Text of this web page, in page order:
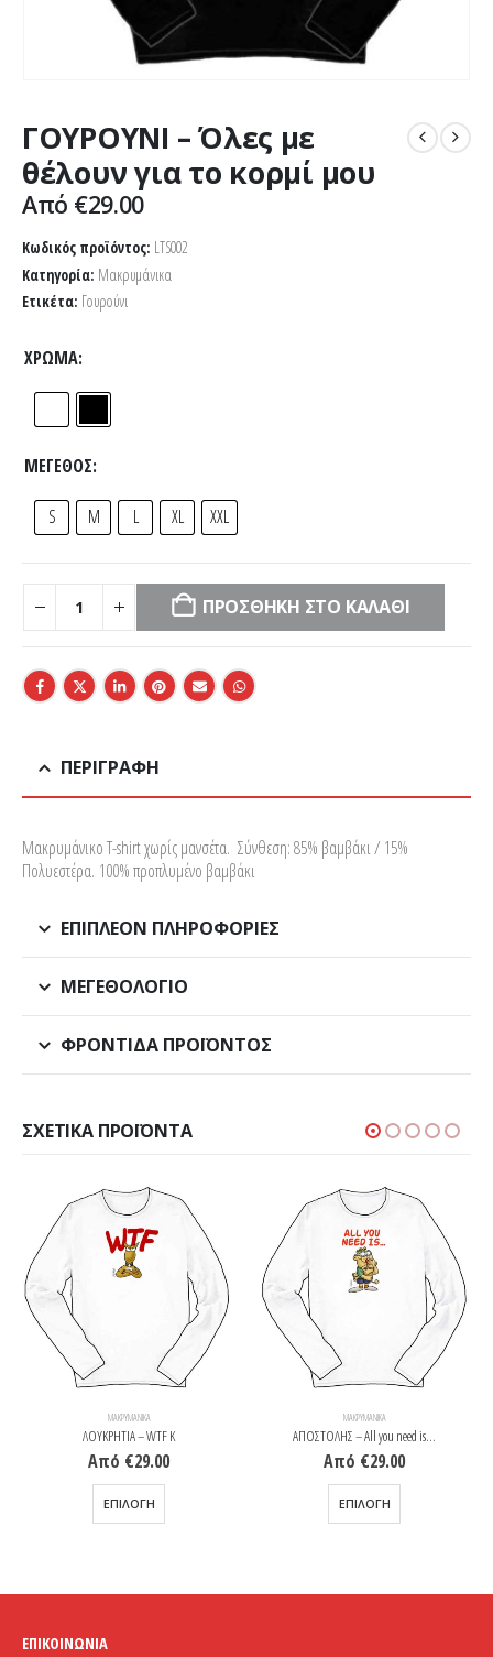
ΓΟΥΡΟΥΝΙ – Όλες με
θέλουν για το κορμί μου
Από €29.00
Κωδικός προϊόντος: LTS002
Κατηγορία: Μακρυμάνικα
Ετικέτα: Γουρούνι
ΧΡΏΜΑ
ΜΈΓΕΘΟΣ
S M L XL XXL
ΠΡΟΣΘΉΚΗ ΣΤΟ ΚΑΛΆΘΙ
ΠΕΡΙΓΡΑΦΉ
Μακρυμάνικο T-shirt χωρίς μανσέτα. Σύνθεση: 85% βαμβάκι / 15%
Πολυεστέρα. 100% προπλυμένο βαμβάκι
ΕΠΙΠΛΈΟΝ ΠΛΗΡΟΦΟΡΊΕΣ
ΜΕΓΕΘΟΛΌΓΙΟ
ΦΡΟΝΤΊΔΑ ΠΡΟΪΌΝΤΟΣ
ΣΧΕΤΙΚΆ ΠΡΟΪΌΝΤΑ
ΜΑΚΡΥΜΆΝΙΚΑ
ΛΟΥΚΡΗΤΙΑ – WTF K
Από €29.00
ΕΠΙΛΟΓΉ
Αυτό το προϊόν έχει πολλαπλές παραλλαγές. Οι επιλογές μπορούν να επιλεγούν στη σελίδα του προϊόντος
ΜΑΚΡΥΜΆΝΙΚΑ
ΑΠΟΣΤΟΛΗΣ – All you need is…
Από €29.00
ΕΠΙΛΟΓΉ
Αυτό το προϊόν έχει πολλαπλές παραλλαγές. Οι επιλογές μπορούν να επιλεγούν στη σελίδα του προϊόντος
ΕΠΙΚΟΙΝΩΝΊΑ